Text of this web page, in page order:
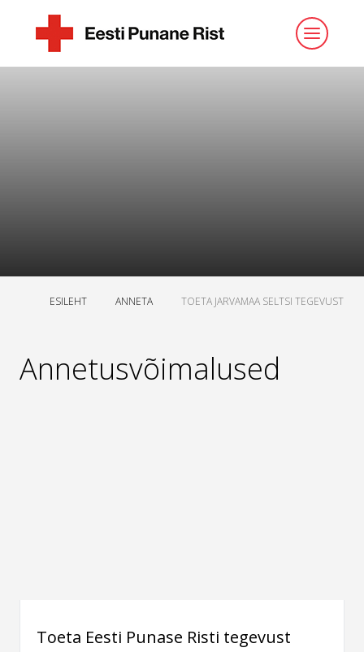
ESILEHT ANNETA TOETA JARVAMAA SELTSI TEGEVUST
Annetusvõimalused
Toeta Eesti Punase Risti tegevust